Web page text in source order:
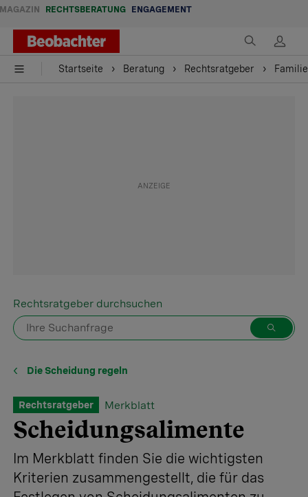
MAGAZIN RECHTSBERATUNG ENGAGEMENT
Startseite Beratung Rechtsratgeber Familie
Rechtsratgeber durchsuchen
Die Scheidung regeln
Rechtsratgeber Merkblatt
Scheidungsalimente
Im Merkblatt finden Sie die wichtigsten
Kriterien zusammengestellt, die für das